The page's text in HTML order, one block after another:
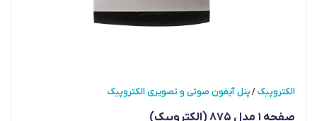
الکتروپیک/پنل آیفون صوتی و تصویری الکتروپیک
صفحه 1 مدل 875 (الکتروپیک)